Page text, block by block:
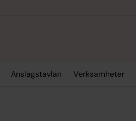
Anslagstavlan Verksamheter